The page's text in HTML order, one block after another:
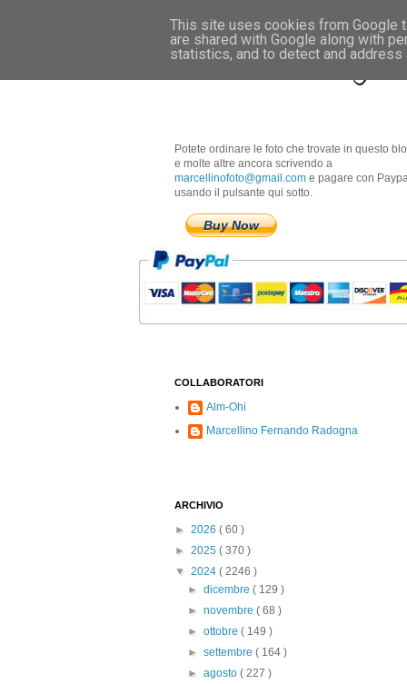
Marcellino
Potete ordinare le foto che trovate in questo
e molte altre ancora scrivendo a
marcellinofoto@gmail.com e pagare con
usando il pulsante qui sotto.
Buy Now
COLLABORATORI
Alm-Ohi
Marcellino Fernando Radogna
ARCHIVIO
► 2026 ( 60 )
► 2025 ( 370 )
▼ 2024 ( 2246 )
►dicembre( 129 )
►novembre( 68 )
►ottobre( 149 )
►settembre( 164 )
►agosto( 227 )
This site uses cookies from Google
are shared with Google along with
statistics, and to detect and address